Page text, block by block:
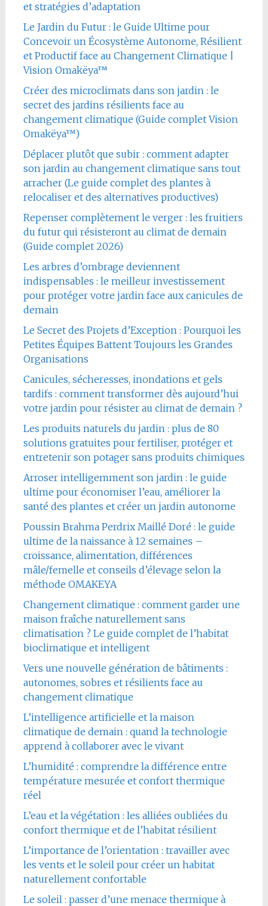
et stratégies d’adaptation
Le Jardin du Futur : le Guide Ultime pour
Concevoir un Écosystème Autonome, Résilient
et Productif face au Changement Climatique |
Vision Omakëya™
Créer des microclimats dans son jardin : le
secret des jardins résilients face au
changement climatique (Guide complet Vision
Omakëya™)
Déplacer plutôt que subir : comment adapter
son jardin au changement climatique sans tout
arracher (Le guide complet des plantes à
relocaliser et des alternatives productives)
Repenser complètement le verger : les fruitiers
du futur qui résisteront au climat de demain
(Guide complet 2026)
Les arbres d’ombrage deviennent
indispensables : le meilleur investissement
pour protéger votre jardin face aux canicules de
demain
Le Secret des Projets d’Exception : Pourquoi les
Petites Équipes Battent Toujours les Grandes
Organisations
Canicules, sécheresses, inondations et gels
tardifs : comment transformer dès aujourd’hui
votre jardin pour résister au climat de demain ?
Les produits naturels du jardin : plus de 80
solutions gratuites pour fertiliser, protéger et
entretenir son potager sans produits chimiques
Arroser intelligemment son jardin : le guide
ultime pour économiser l’eau, améliorer la
santé des plantes et créer un jardin autonome
Poussin Brahma Perdrix Maillé Doré : le guide
ultime de la naissance à 12 semaines –
croissance, alimentation, différences
mâle/femelle et conseils d’élevage selon la
méthode OMAKEYA
Changement climatique : comment garder une
maison fraîche naturellement sans
climatisation ? Le guide complet de l’habitat
bioclimatique et intelligent
Vers une nouvelle génération de bâtiments :
autonomes, sobres et résilients face au
changement climatique
L’intelligence artificielle et la maison
climatique de demain : quand la technologie
apprend à collaborer avec le vivant
L’humidité : comprendre la différence entre
température mesurée et confort thermique
réel
L’eau et la végétation : les alliées oubliées du
confort thermique et de l’habitat résilient
L’importance de l’orientation : travailler avec
les vents et le soleil pour créer un habitat
naturellement confortable
Le soleil : passer d’une menace thermique à